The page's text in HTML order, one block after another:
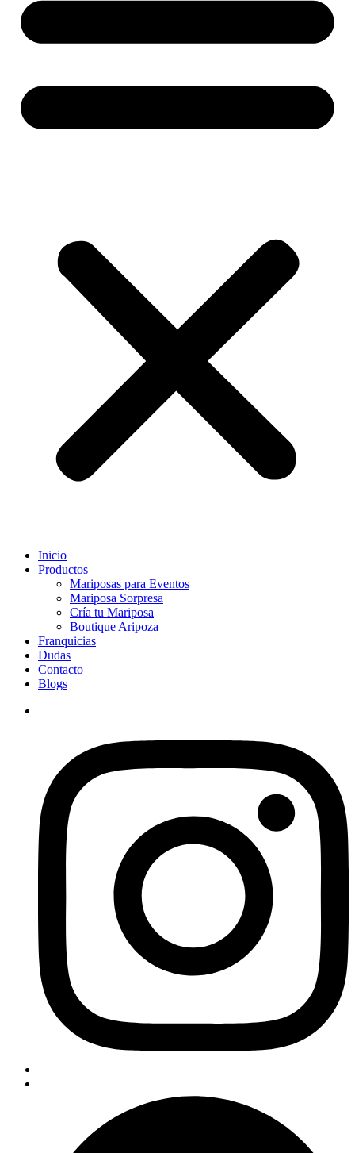
Inicio
Productos
Mariposas para Eventos
Mariposa Sorpresa
Cría tu Mariposa
Boutique Aripoza
Franquicias
Dudas
Contacto
Blogs